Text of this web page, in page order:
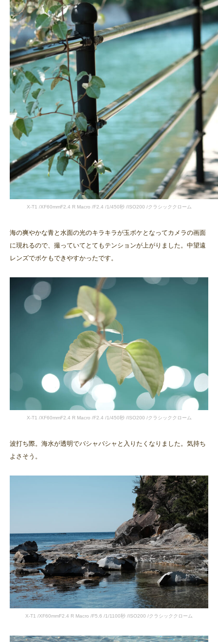
X-T1 /XF60mmF2.4 R Macro /F2.4 /1/450秒 /ISO200 /クラシッククローム
海の爽やかな青と水面の光のキラキラが玉ボケとなってカメラの画面
に現れるので、撮っていてとてもテンションが上がりました。中望遠
レンズでボケもできやすかったです。
X-T1 /XF60mmF2.4 R Macro /F2.4 /1/450秒 /ISO200 /クラシッククローム
波打ち際。海水が透明でバシャバシャと入りたくなりました。気持ち
よさそう。
X-T1 /XF60mmF2.4 R Macro /F5.6 /1/1100秒 /ISO200 /クラシッククローム